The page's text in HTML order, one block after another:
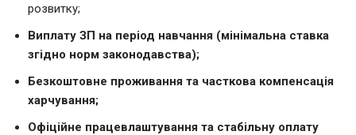
розвитку;
Виплату ЗП на період навчання (мінімальна ставка
згідно норм законодавства);
Безкоштовне проживання та часткова компенсація
харчування;
Офіційне працевлаштування та стабільну оплату